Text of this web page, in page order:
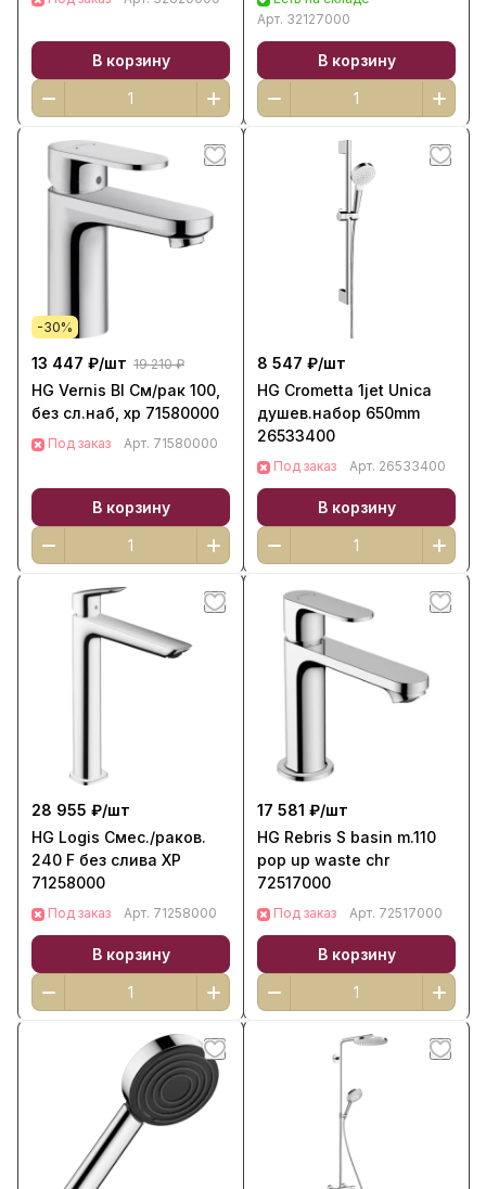
В корзину
Арт. 32127000
В корзину
-30%
13 447 ₽/шт 19 210 ₽
HG Vernis Bl См/рак 100,
без сл.наб, хр 71580000
Под заказ Арт. 71580000
В корзину
8 547 ₽/шт
HG Crometta 1jet Unica
душев.набор 650mm
26533400
Под заказ Арт. 26533400
В корзину
28 955 ₽/шт
HG Logis Смес./раков.
240 F без слива ХР
71258000
Под заказ Арт. 71258000
В корзину
17 581 ₽/шт
HG Rebris S basin m.110
pop up waste chr
72517000
Под заказ Арт. 72517000
В корзину